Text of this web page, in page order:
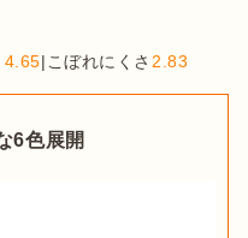
4.65|こぼれにくさ 2.83
6色展開